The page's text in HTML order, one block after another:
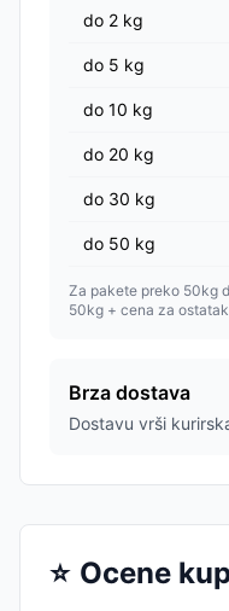
do 2 kg
do 5 kg
do 10 kg
do 20 kg
do 30 kg
do 50 kg
Za pakete preko 50kg
50kg + cena za
Brza dostava
Dostavu vrši
⭐ Ocene